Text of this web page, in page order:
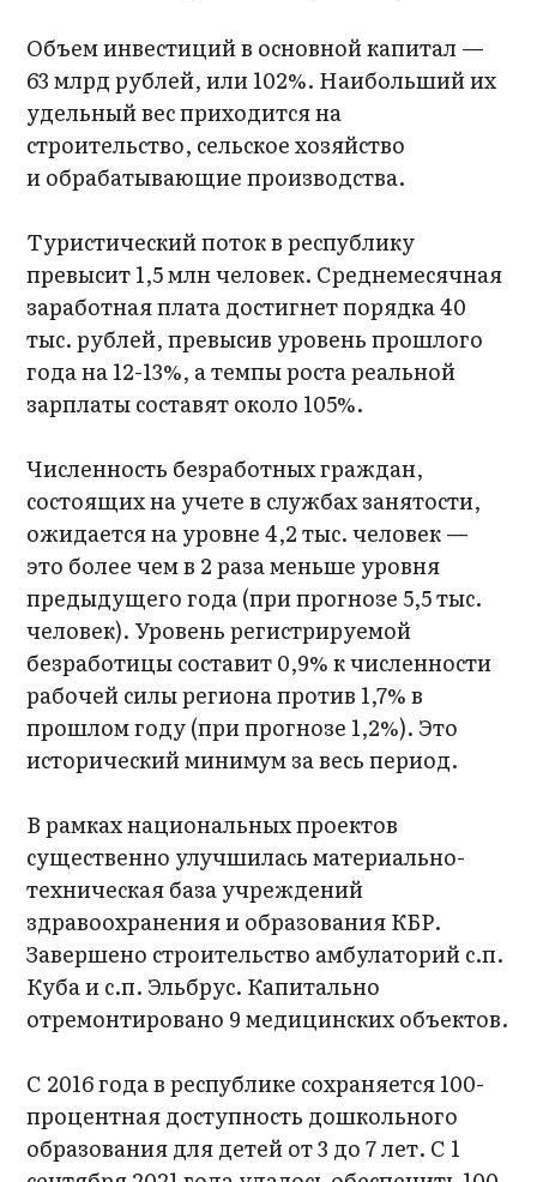
Объем инвестиций в основной капитал —
63 млрд рублей, или 102%. Наибольший их
удельный вес приходится на
строительство, сельское хозяйство
и обрабатывающие производства.
Туристический поток в республику
превысит 1,5 млн человек. Среднемесячная
заработная плата достигнет порядка 40
тыс. рублей, превысив уровень прошлого
года на 12-13%, а темпы роста реальной
зарплаты составят около 105%.
Численность безработных граждан,
состоящих на учете в службах занятости,
ожидается на уровне 4,2 тыс. человек —
это более чем в 2 раза меньше уровня
предыдущего года (при прогнозе 5,5 тыс.
человек). Уровень регистрируемой
безработицы составит 0,9% к численности
рабочей силы региона против 1,7% в
прошлом году (при прогнозе 1,2%). Это
исторический минимум за весь период.
В рамках национальных проектов
существенно улучшилась материально-
техническая база учреждений
здравоохранения и образования КБР.
Завершено строительство амбулаторий с.п.
Куба и с.п. Эльбрус. Капитально
отремонтировано 9 медицинских объектов.
С 2016 года в республике сохраняется 100-
процентная доступность дошкольного
образования для детей от 3 до 7 лет. С 1